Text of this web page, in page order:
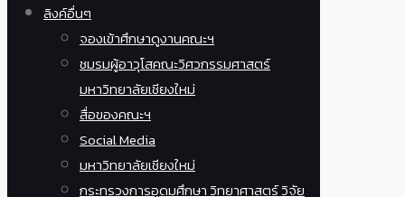
ลิงค์อื่นๆ
จองเข้าศึกษาดูงานคณะฯ
ชมรมผู้อาวุโสคณะวิศวกรรมศาสตร์
มหาวิทยาลัยเชียงใหม่
สื่อของคณะฯ
Social Media
มหาวิทยาลัยเชียงใหม่
กระทรวงการอุดมศึกษา วิทยาศาสตร์ วิจัย